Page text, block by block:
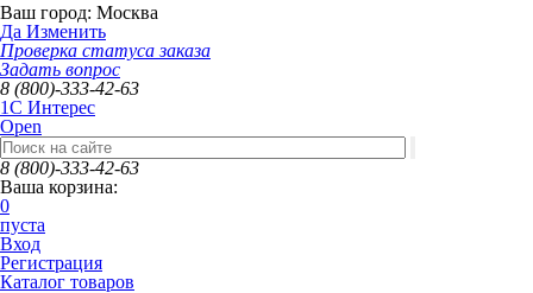
Ваш город: Москва
Да Изменить
Проверка статуса заказа
Задать вопрос
8 (800)-333-42-63
1C Интерес
Open
8 (800)-333-42-63
Ваша корзина:
0
пуста
Вход
Регистрация
Каталог товаров